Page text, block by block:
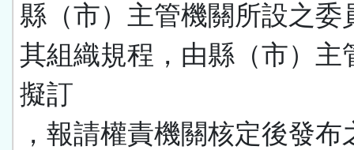
縣（市）主管機關所設之委
其組織規程，由縣（市）主
擬訂
，報請權責機關核定後發布